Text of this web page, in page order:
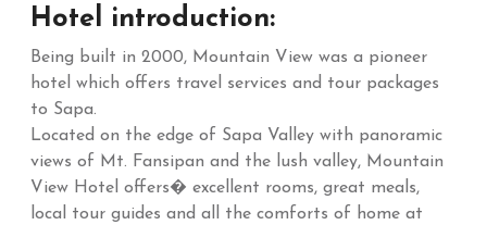
Hotel introduction:
Being built in 2000, Mountain View was a pioneer
hotel which offers travel services and tour packages
to Sapa.
Located on the edge of Sapa Valley with panoramic
views of Mt. Fansipan and the lush valley, Mountain
View Hotel offers� excellent rooms, great meals,
local tour guides and all the comforts of home at